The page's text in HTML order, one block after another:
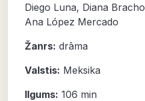
Diego Luna, Diana Bracho
Ana López Mercado
Žanrs: drāma
Valstis: Meksika
Ilgums: 106 min